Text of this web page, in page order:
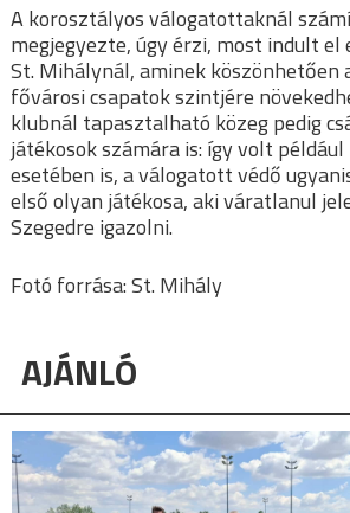
A korosztályos válogatottaknál
megjegyezte, úgy érzi, most indult el
St. Mihálynál, aminek köszönhetően
fővárosi csapatok szintjére
klubnál tapasztalható közeg pedig
játékosok számára is: így volt például
esetében is, a válogatott védő
első olyan játékosa, aki váratlanul
Szegedre igazolni.
Fotó forrása: St. Mihály
AJÁNLÓ